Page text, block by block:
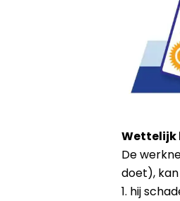
Wettelijk
De
doet),
1. hij